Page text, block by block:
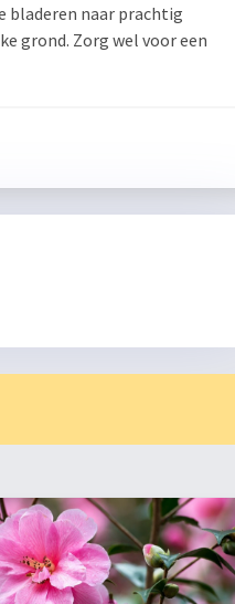
bladeren naar prachtig
grond. Zorg wel voor een